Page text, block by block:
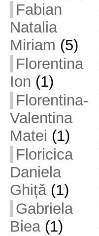
Fabian
Natalia
Miriam (5)
Florentina
Ion (1)
Florentina-
Valentina
Matei (1)
Floricica
Daniela
Ghiță(1)
Gabriela
Biea(1)